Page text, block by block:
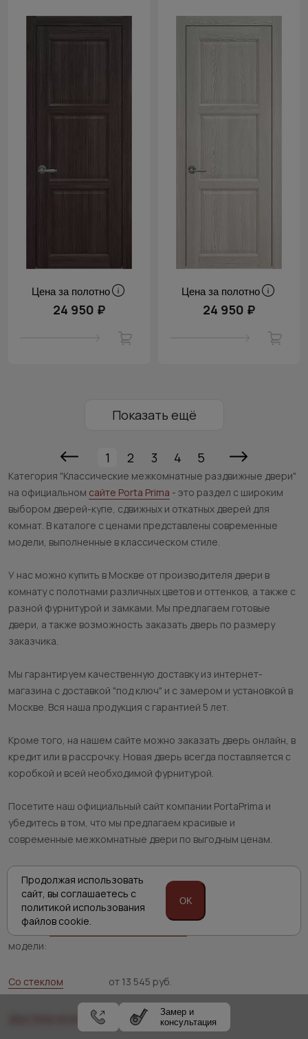
Цена за полотно
24 950 ₽
Цена за полотно
24 950 ₽
Показать ещё
1 2 3 4 5
Категория "Классические межкомнатные раздвижные двери"
на официальном сайте Porta Prima - это раздел с широким
выбором дверей-купе, сдвижных и откатных дверей для
комнат. В каталоге с ценами представлены современные
модели, выполненные в классическом стиле.
У нас можно купить в Москве от производителя двери в
комнату с полотнами различных цветов и оттенков, а также с
разной фурнитурой и замками. Мы предлагаем готовые
двери, а также возможность заказать дверь по размеру
заказчика.
Мы гарантируем качественную доставку из интернет-
магазина с доставкой "под ключ" и с замером и установкой в
Москве. Вся наша продукция с гарантией 5 лет.
Кроме того, на нашем сайте можно заказать дверь онлайн, в
кредит или в рассрочку. Новая дверь всегда поставляется с
коробкой и всей необходимой фурнитурой.
Посетите наш официальный сайт компании PortaPrima и
убедитесь в том, что мы предлагаем красивые и
современные межкомнатные двери по выгодным ценам.
Цены на раздвижные двери купе в
Москве
В нашемкаталоге раздвижных дверей
модели:
Со стеклом от 13 545 руб.
от 13 320 руб.Замер и
консультация
Продолжая использовать
сайт, вы соглашаетесь с
политикой использования
файлов cookie.
OK